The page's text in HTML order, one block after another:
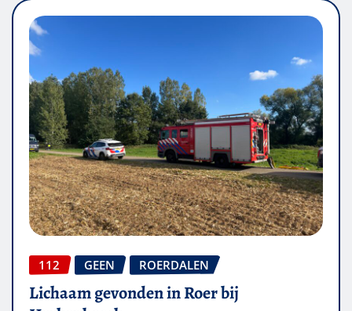
112 GEEN ROERDALEN
Lichaam gevonden in Roer bij